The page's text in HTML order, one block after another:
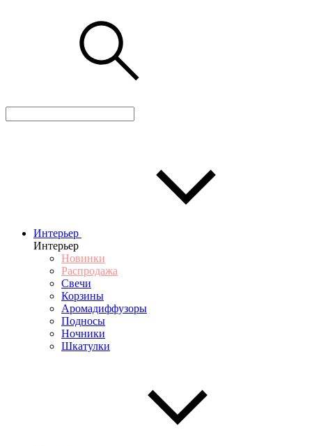
Интерьер
Интерьер
Новинки
Распродажа
Свечи
Корзины
Аромадиффузоры
Подносы
Ночники
Шкатулки